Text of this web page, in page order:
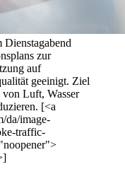
zur
auf
geeinigt. Ziel
von Luft, Wasser
[<a
da/image-
traffic-